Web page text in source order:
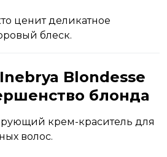
ценит деликатное
блеск.
Blondesse
блонда
крем-краситель для
волос.